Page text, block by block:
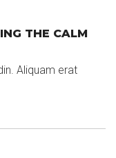
THE CALM
Aliquam erat